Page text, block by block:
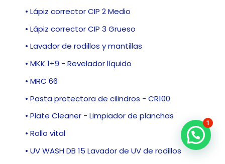
• Lápiz corrector CIP 2 Medio
• Lápiz corrector CIP 3 Grueso
• Lavador de rodillos y mantillas
• MKK 1+9 - Revelador líquido
• MRC 66
• Pasta protectora de cilindros - CR100
• Plate Cleaner - Limpiador de planchas
• Rollo vital
• UV WASH DB 15 Lavador de UV de rodillos
1